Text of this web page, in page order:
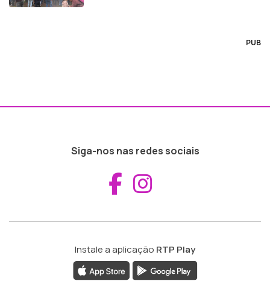
PUB
Siga-nos nas redes sociais
Aceder ao
Instale a aplicação RTP Play